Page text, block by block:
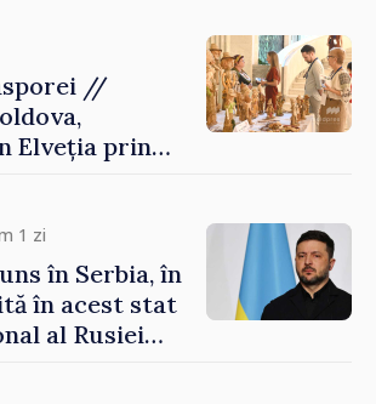
//
Elveția prin
1 zi
în Serbia, în
în acest stat
al Rusiei